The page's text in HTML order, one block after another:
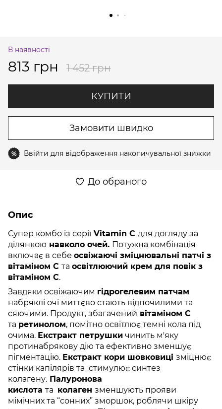
В наявності
813 грн 1 452 грн
КУПИТИ
Замовити швидко
% Ввійти для відображення накопичувальної знижки
До обраного
Опис
Супер комбо із серії Vitamin C для догляду за
ділянкою навколо очей. Потужна комбінація
включає в себе освіжаючі зміцнювальні патчі з
вітаміном С та освітлюючий крем для повік з
вітаміном С.
Завдяки освіжаючим гідрогелевим патчам
набряклі очі миттєво стають відпочилими та
сяючими. Продукт, збагачений вітаміном C
та ретинолом, помітно освітлює темні кола під
очима. Екстракт петрушки чинить м'яку
протинабрякову дію та ефективно зменшує
пігментацію. Екстракт кори шовковиці зміцнює
стінки капілярів та стимулює синтез
колагену. Гіалуронова
кислота та колаген зменшують прояви
мімічних та “сонних” зморшок, роблячи шкіру